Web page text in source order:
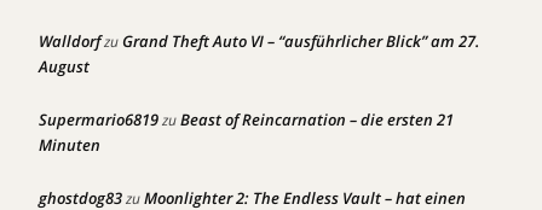
WalldorfzuGrand Theft Auto VI – “ausführlicher Blick” am 27.
August
Supermario6819zuBeast of Reincarnation – die ersten 21
Minuten
ghostdog83zuMoonlighter 2: The Endless Vault – hat einen